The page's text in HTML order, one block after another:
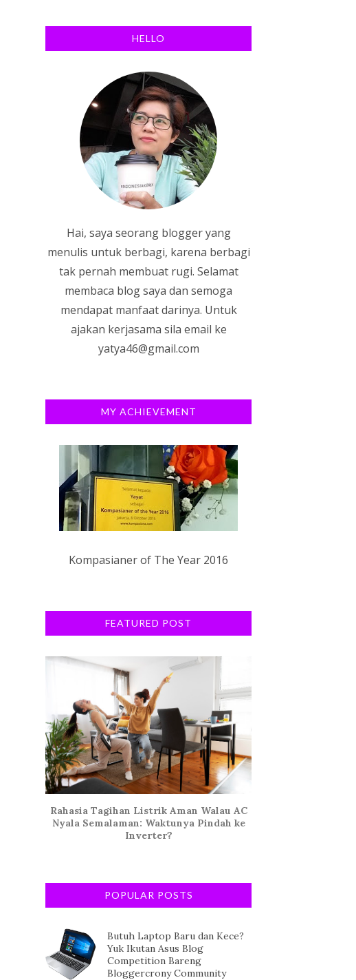
HELLO
Hai, saya seorang blogger yang
menulis untuk berbagi, karena berbagi
tak pernah membuat rugi. Selamat
membaca blog saya dan semoga
mendapat manfaat darinya. Untuk
ajakan kerjasama sila email ke
yatya46@gmail.com
MY ACHIEVEMENT
Kompasianer of The Year 2016
FEATURED POST
Rahasia Tagihan Listrik Aman Walau AC
Nyala Semalaman: Waktunya Pindah ke
Inverter?
POPULAR POSTS
Butuh Laptop Baru dan Kece?
Yuk Ikutan Asus Blog
Competition Bareng
Bloggercrony Community